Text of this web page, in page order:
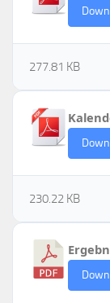
277.81 KB
230.22 KB